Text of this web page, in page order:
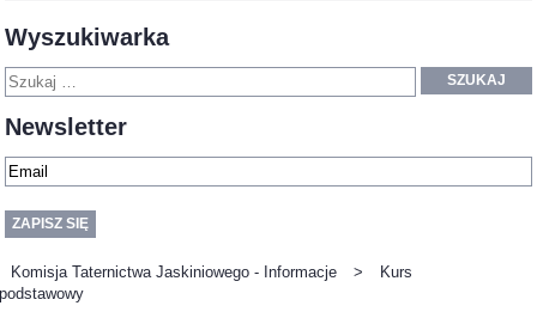
Wyszukiwarka
SZUKAJ
Newsletter
Komisja Taternictwa Jaskiniowego - Informacje >
Kurs
podstawowy